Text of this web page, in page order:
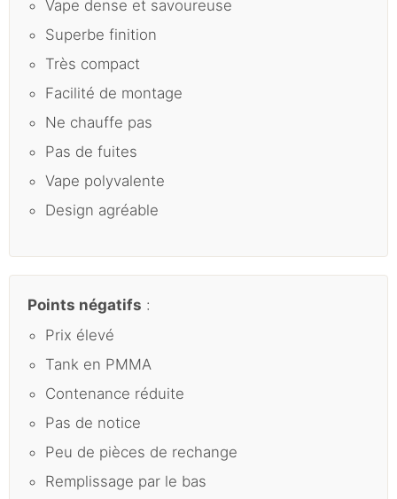
Vape dense et savoureuse
Superbe finition
Très compact
Facilité de montage
Ne chauffe pas
Pas de fuites
Vape polyvalente
Design agréable
Points négatifs :
Prix élevé
Tank en PMMA
Contenance réduite
Pas de notice
Peu de pièces de rechange
Remplissage par le bas